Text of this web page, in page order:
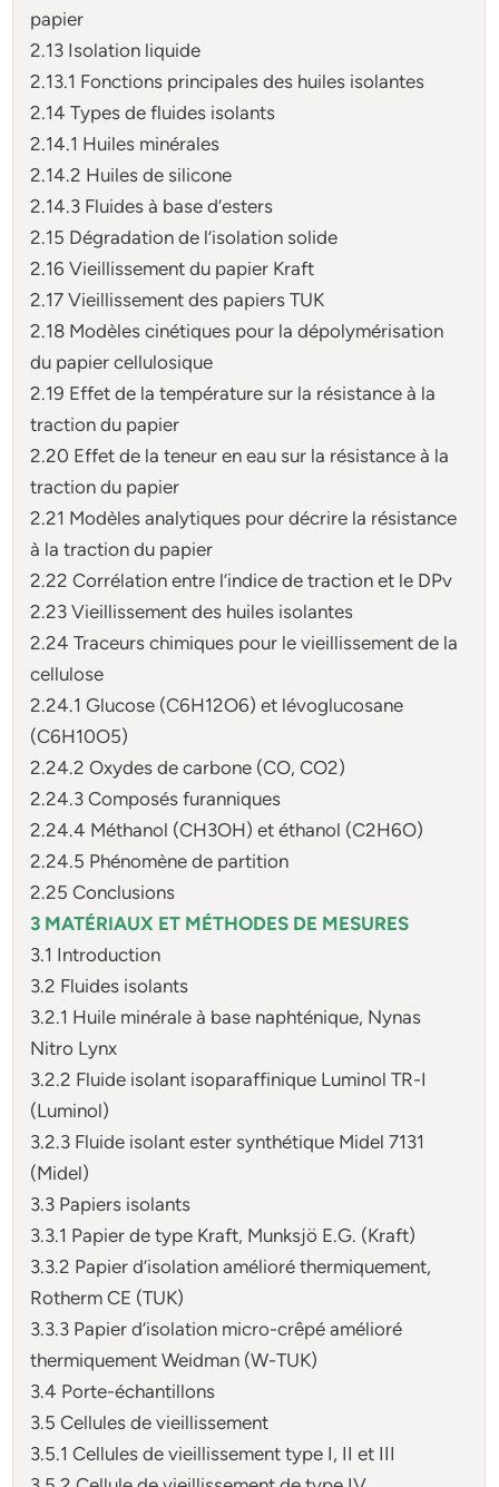
papier
2.13 Isolation liquide
2.13.1 Fonctions principales des huiles isolantes
2.14 Types de fluides isolants
2.14.1 Huiles minérales
2.14.2 Huiles de silicone
2.14.3 Fluides à base d’esters
2.15 Dégradation de l’isolation solide
2.16 Vieillissement du papier Kraft
2.17 Vieillissement des papiers TUK
2.18 Modèles cinétiques pour la dépolymérisation
du papier cellulosique
2.19 Effet de la température sur la résistance à la
traction du papier
2.20 Effet de la teneur en eau sur la résistance à la
traction du papier
2.21 Modèles analytiques pour décrire la résistance
à la traction du papier
2.22 Corrélation entre l’indice de traction et le DPv
2.23 Vieillissement des huiles isolantes
2.24 Traceurs chimiques pour le vieillissement de la
cellulose
2.24.1 Glucose (C6H12O6) et lévoglucosane
(C6H10O5)
2.24.2 Oxydes de carbone (CO, CO2)
2.24.3 Composés furanniques
2.24.4 Méthanol (CH3OH) et éthanol (C2H6O)
2.24.5 Phénomène de partition
2.25 Conclusions
3 MATÉRIAUX ET MÉTHODES DE MESURES
3.1 Introduction
3.2 Fluides isolants
3.2.1 Huile minérale à base naphténique, Nynas
Nitro Lynx
3.2.2 Fluide isolant isoparaffinique Luminol TR-I
(Luminol)
3.2.3 Fluide isolant ester synthétique Midel 7131
(Midel)
3.3 Papiers isolants
3.3.1 Papier de type Kraft, Munksjö E.G. (Kraft)
3.3.2 Papier d’isolation amélioré thermiquement,
Rotherm CE (TUK)
3.3.3 Papier d’isolation micro-crêpé amélioré
thermiquement Weidman (W-TUK)
3.4 Porte-échantillons
3.5 Cellules de vieillissement
3.5.1 Cellules de vieillissement type I, II et III